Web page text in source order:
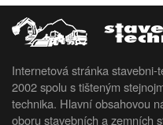
Internetová stránka
2002 spolu s tišteným
technika. Hlavní obsahovou
oboru stavebních a zemních